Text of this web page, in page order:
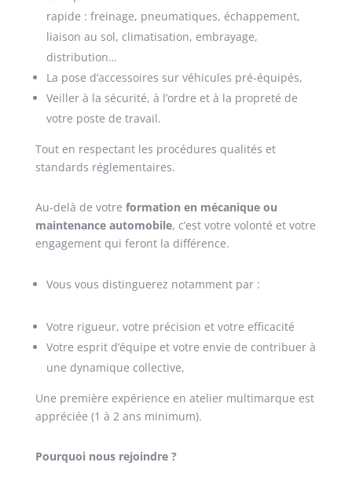
rapide : freinage, pneumatiques, échappement,
liaison au sol, climatisation, embrayage,
distribution…
La pose d’accessoires sur véhicules pré-équipés,
Veiller à la sécurité, à l’ordre et à la propreté de
votre poste de travail.
Tout en respectant les procédures qualités et
standards réglementaires.
Au-delà de votre formation en mécanique ou
maintenance automobile, c’est votre volonté et votre
engagement qui feront la différence.
Vous vous distinguerez notamment par :
Votre rigueur, votre précision et votre efficacité
Votre esprit d’équipe et votre envie de contribuer à
une dynamique collective,
Une première expérience en atelier multimarque est
appréciée (1 à 2 ans minimum).
Pourquoi nous rejoindre ?